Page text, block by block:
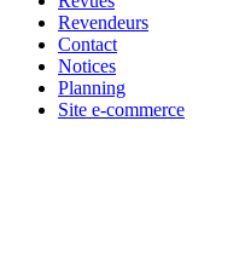
Revendeurs
Contact
Notices
Planning
Site e-commerce